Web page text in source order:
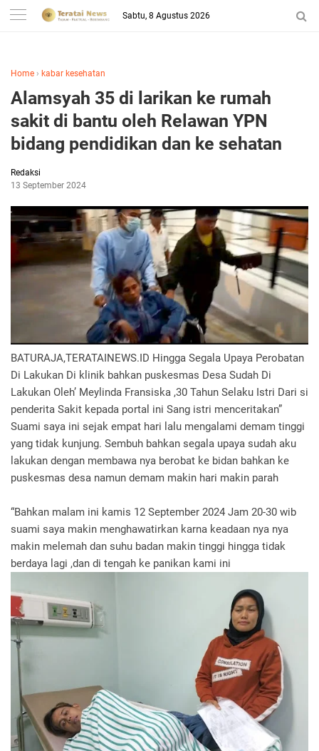
-->
Sabtu, 8 Agustus 2026
Home › kabar kesehatan
Alamsyah 35 di larikan ke rumah
sakit di bantu oleh Relawan YPN
bidang pendidikan dan ke sehatan
Redaksi
13 September 2024
BATURAJA,TERATAINEWS.ID Hingga Segala Upaya Perobatan
Di Lakukan Di klinik bahkan puskesmas Desa Sudah Di
Lakukan Oleh’ Meylinda Fransiska ,30 Tahun Selaku Istri Dari si
penderita Sakit kepada portal ini Sang istri menceritakan”
Suami saya ini sejak empat hari lalu mengalami demam tinggi
yang tidak kunjung. Sembuh bahkan segala upaya sudah aku
lakukan dengan membawa nya berobat ke bidan bahkan ke
puskesmas desa namun demam makin hari makin parah
“Bahkan malam ini kamis 12 September 2024 Jam 20-30 wib
suami saya makin menghawatirkan karna keadaan nya nya
makin melemah dan suhu badan makin tinggi hingga tidak
berdaya lagi ,dan di tengah ke panikan kami ini